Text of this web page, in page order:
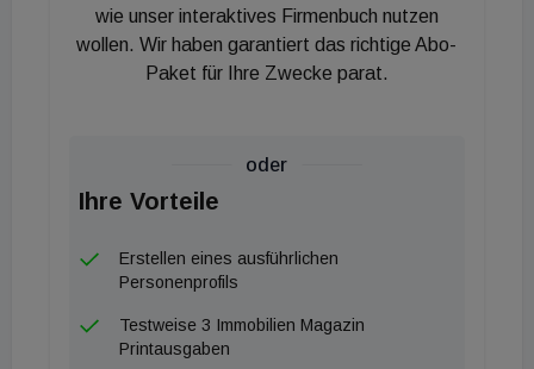
freut mich sehr, dass mit dem Wohnbauprojekt Fritz
am See der Startschuss für viele weitere Projekte
Landeshauptstadt Bregenz entsteht hier ein großer
Mehrwert - da ist ein goldener Spaten sicherlich
Wohnraum auch Flächen für Fitness, Gastronomie
und Banken.
Bernhard Ölz, Vorstand der Prisma
wie unser interaktives Firmenbuch nutzen
wollen. Wir haben garantiert das richtige Abo-
Paket für Ihre Zwecke parat.
oder
Ihre Vorteile
Erstellen eines ausführlichen
Personenprofils
Testweise 3 Immobilien Magazin
Printausgaben